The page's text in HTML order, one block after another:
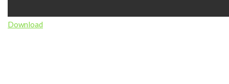
Download